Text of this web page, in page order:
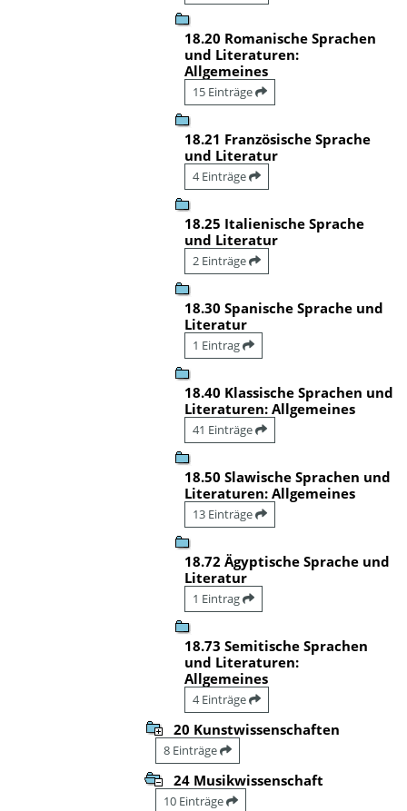
18.20 Romanische Sprachen
und Literaturen:
Allgemeines
15 Einträge
18.21 Französische Sprache
und Literatur
4 Einträge
18.25 Italienische Sprache
und Literatur
2 Einträge
18.30 Spanische Sprache und
Literatur
1 Eintrag
18.40 Klassische Sprachen und
Literaturen: Allgemeines
41 Einträge
18.50 Slawische Sprachen und
Literaturen: Allgemeines
13 Einträge
18.72 Ägyptische Sprache und
Literatur
1 Eintrag
18.73 Semitische Sprachen
und Literaturen:
Allgemeines
4 Einträge
20 Kunstwissenschaften
8 Einträge
24 Musikwissenschaft
10 Einträge